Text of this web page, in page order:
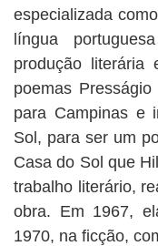
especializada
língua
produção
poemas
para Campinas e
Sol, para ser um
Casa do Sol que
trabalho literário,
obra. Em 1967,
1970, na ficção,